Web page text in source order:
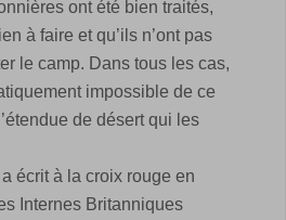
ont été bien traités,
à faire et qu’ils n’ont pas
le camp. Dans tous les cas,
impossible de ce
de désert qui les
écrit à la croix rouge en
Internes Britanniques